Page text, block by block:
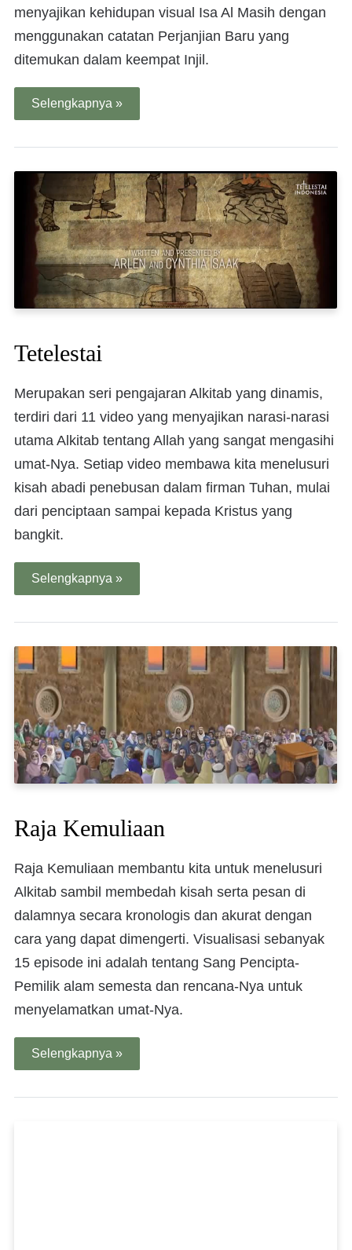
menyajikan kehidupan visual Isa Al Masih dengan
menggunakan catatan Perjanjian Baru yang
ditemukan dalam keempat Injil.
Selengkapnya »
Tetelestai
Merupakan seri pengajaran Alkitab yang dinamis,
terdiri dari 11 video yang menyajikan narasi-narasi
utama Alkitab tentang Allah yang sangat mengasihi
umat-Nya. Setiap video membawa kita menelusuri
kisah abadi penebusan dalam firman Tuhan, mulai
dari penciptaan sampai kepada Kristus yang
bangkit.
Selengkapnya »
Raja Kemuliaan
Raja Kemuliaan membantu kita untuk menelusuri
Alkitab sambil membedah kisah serta pesan di
dalamnya secara kronologis dan akurat dengan
cara yang dapat dimengerti. Visualisasi sebanyak
15 episode ini adalah tentang Sang Pencipta-
Pemilik alam semesta dan rencana-Nya untuk
menyelamatkan umat-Nya.
Selengkapnya »